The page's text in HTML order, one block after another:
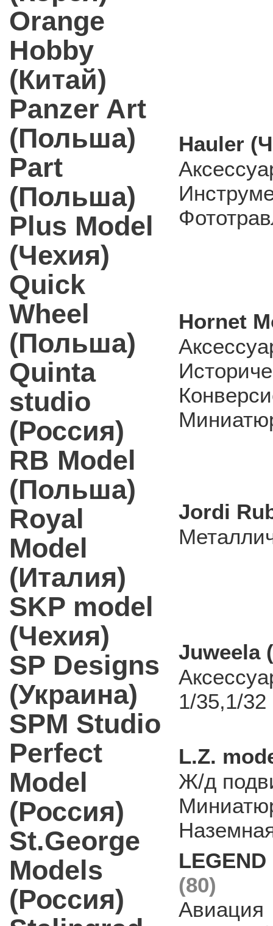
Orange
Hobby
(Китай)
Panzer Art
(Польша)
Part
(Польша)
Plus Model
(Чехия)
Quick
Wheel
(Польша)
Quinta
studio
(Россия)
RB Model
(Польша)
Royal
Model
(Италия)
SKP model
(Чехия)
SP Designs
(Украина)
SPM Studio
Perfect
Model
(Россия)
St.George
Models
(Россия)
Hauler
Hornet
Jordi
Juweela
1/35,1/32
L.Z.
Ж/д
(80)
Авиация